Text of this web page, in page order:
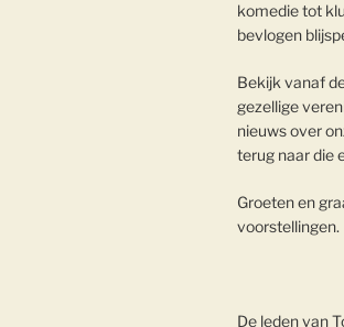
komedie tot
bevlogen
Bekijk vanaf
gezellige
nieuws over
terug naar die
Groeten en
voorstellingen.
De leden van